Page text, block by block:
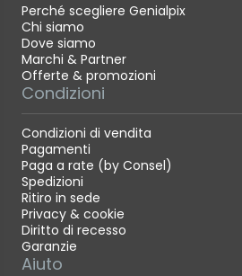
Perché scegliere Genialpix
Chi siamo
Dove siamo
Marchi & Partner
Offerte & promozioni
Condizioni
Condizioni di vendita
Pagamenti
Paga a rate (by Consel)
Spedizioni
Ritiro in sede
Privacy & cookie
Diritto di recesso
Garanzie
Aiuto